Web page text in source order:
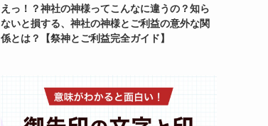
えっ！？神社の神様ってこんなに違うの？知ら
ないと損する、神社の神様とご利益の意外な関
係とは？【祭神とご利益完全ガイド】